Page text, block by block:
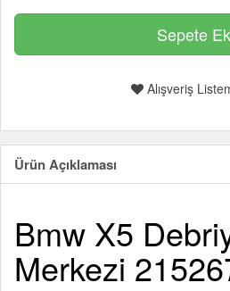
Alışveriş
Ürün Açıklaması
Bmw X5
Merkezi